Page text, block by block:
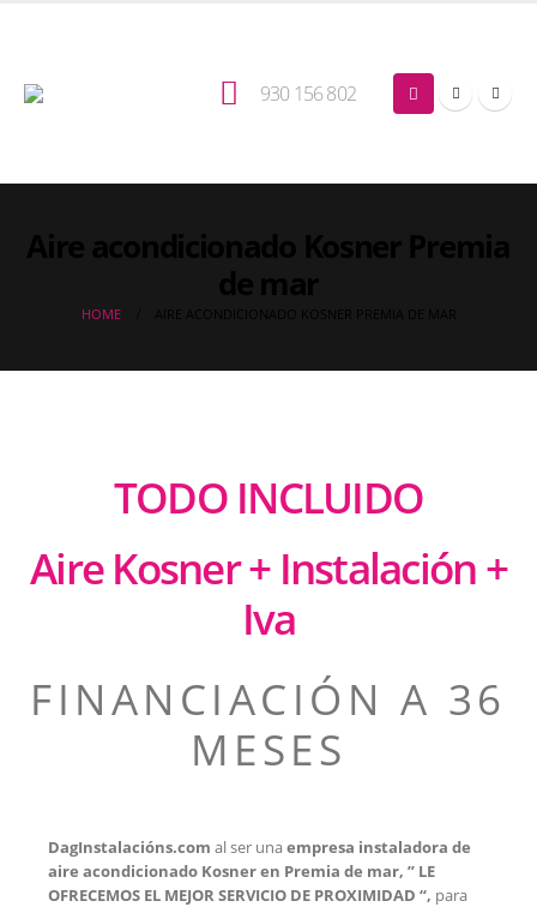
930 156 802
HOME
TODO INCLUIDO
Aire Kosner + Instalación +
Iva
FINANCIACIÓN A 36
MESES
DagInstalacións.com al ser unaempresa instaladora de
aire acondicionado Kosner en Premia de mar, ” LE
OFRECEMOS EL MEJOR SERVICIO DE PROXIMIDAD “, para